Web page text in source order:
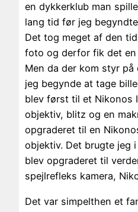
en dykkerklub man
lang tid før jeg
Det tog meget af den
foto og derfor fik det
Men da der kom styr
jeg begynde at tage
blev først til et Nikonos
objektiv, blitz og en
opgraderet til en
objektiv. Det brugte jeg
blev opgraderet til
spejlrefleks kamera,
Det var simpelthen et